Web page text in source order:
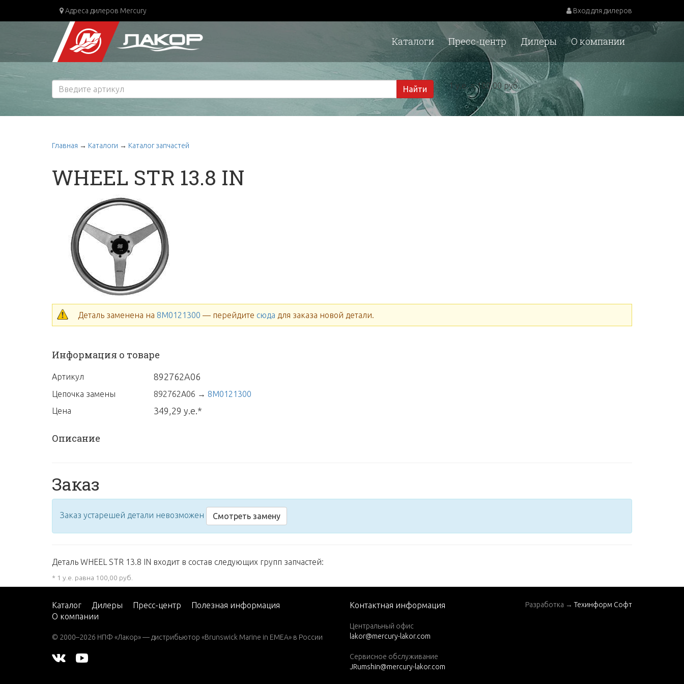
Адреса дилеров Mercury Вход для дилеров
О компании
Дилеры
Пресс-центр
Каталоги
Найти 1 у.е. = 100,00 руб.
Главная → Каталоги → Каталог запчастей
WHEEL STR 13.8 IN
Деталь заменена на 8M0121300 — перейдите сюда для заказа новой детали.
Информация о товаре
Артикул 892762A06
Цепочка замены 892762A06 → 8M0121300
Цена
349,29 у.е.*
Описание
Заказ
Заказ устарешей детали невозможен Смотреть замену
Деталь WHEEL STR 13.8 IN входит в состав следующих групп запчастей:
* 1 у.е. равна 100,00 руб.
Каталог Дилеры Пресс-центр
Полезная информация
О компании
© 2000–2026 НПФ «Лакор» — дистрибьютор «Brunswick Marine in EMEA» в России
Контактная информация
Центральный офис
lakor@mercury-lakor.com
Сервисное обслуживание
JRumshin@mercury-lakor.com
Разработка → Техинформ Софт